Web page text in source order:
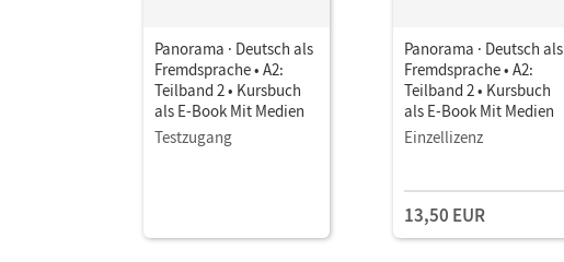
Panorama · Deutsch als
Fremdsprache • A2:
Teilband 2 • Kursbuch
als E-Book Mit Medien
Testzugang
Panorama · Deutsch als
Fremdsprache • A2:
Teilband 2 • Kursbuch
als E-Book Mit Medien
Einzellizenz
13,50 EUR